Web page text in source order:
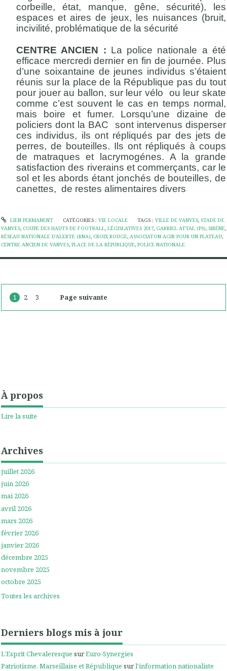
corbeille, état, manque, gêne, sécurité), les
espaces et aires de jeux, les nuisances (bruit,
incivilité, problématique de la sécurité
CENTRE ANCIEN : La police nationale a été
efficace mercredi dernier en fin de journée. Plus
d’une soixantaine de jeunes individus s’étaient
réunis sur la place de la République pas du tout
pour jouer au ballon, sur leur vélo ou leur skate
comme c’est souvent le cas en temps normal,
mais boire et fumer. Lorsqu’une dizaine de
policiers dont la BAC sont intervenus disperser
ces individus, ils ont répliqués par des jets de
perres, de bouteilles. Ils ont répliqués à coups
de matraques et lacrymogénes. A la grande
satisfaction des riverains et commerçants, car le
sol et les abords étant jonchés de bouteilles, de
canettes, de restes alimentaires divers
LIEN PERMANENT CATÉGORIES : VIE LOCALE TAGS :VILLE DE VANVES STADE DE
VANVES COUPE DES HAUTS DE FOOTBALL LÉGISLATIVES 2017 GABRIEL ATTAL (PS) SIRÉNE
RÉSEAU NATIONALE D’ALERTE (RNA) CROIX ROUGE ASSOCIATON AGIR POUR UN PLATEAU
CENTRE ANCIEN DE VANVES PLACE DE LA RÉPUBLIQUE POLICE NATIONALE
1 2 3 Page suivante
À propos
Lire la suite
Archives
juillet 2026
juin 2026
mai 2026
avril 2026
mars 2026
février 2026
janvier 2026
décembre 2025
novembre 2025
octobre 2025
Toutes les archives
Derniers blogs mis à jour
L’Esprit Chevaleresque surEuro-Synergies
Patriotisme, Marseillaise et République surl'information nationaliste